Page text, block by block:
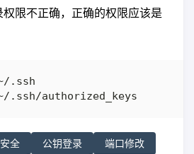
限不正确，正确的权限应该是
安全 公钥登录
端口修改